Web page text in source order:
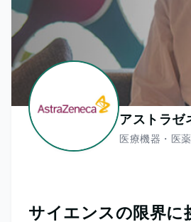
アストラゼ
医療機器・医
サイエンスの限界に